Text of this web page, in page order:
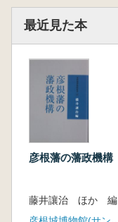
最近見た本
彦根藩の藩政機構
藤井讓治 ほか 編